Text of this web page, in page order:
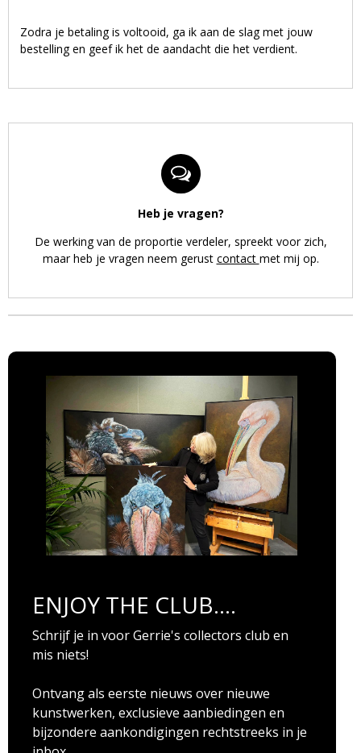
Zodra je betaling is voltooid, ga ik aan de slag met jouw
bestelling en geef ik het de aandacht die het verdient.
Heb je vragen?
De werking van de proportie verdeler, spreekt voor zich,
maar heb je vragen neem gerust contact met mij op.
ENJOY THE CLUB....
Schrijf je in voor Gerrie's collectors club en
mis niets!
Ontvang als eerste nieuws over nieuwe
kunstwerken, exclusieve aanbiedingen en
bijzondere aankondigingen rechtstreeks in je